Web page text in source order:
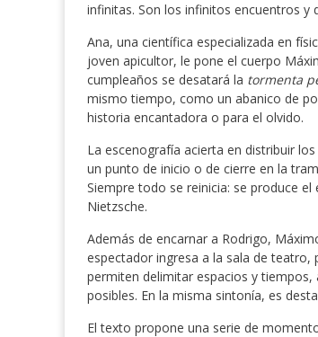
infinitas. Son los infinitos encuentros y
Ana, una científica especializada en
joven apicultor, le pone el cuerpo
cumpleaños se desatará la tormenta
mismo tiempo, como un abanico de
historia encantadora o para el olvido.
La escenografía acierta en distribuir
un punto de inicio o de cierre en la
Siempre todo se reinicia: se produce
Nietzsche.
Además de encarnar a Rodrigo,
espectador ingresa a la sala de
permiten delimitar espacios y
posibles. En la misma sintonía, es
El texto propone una serie de